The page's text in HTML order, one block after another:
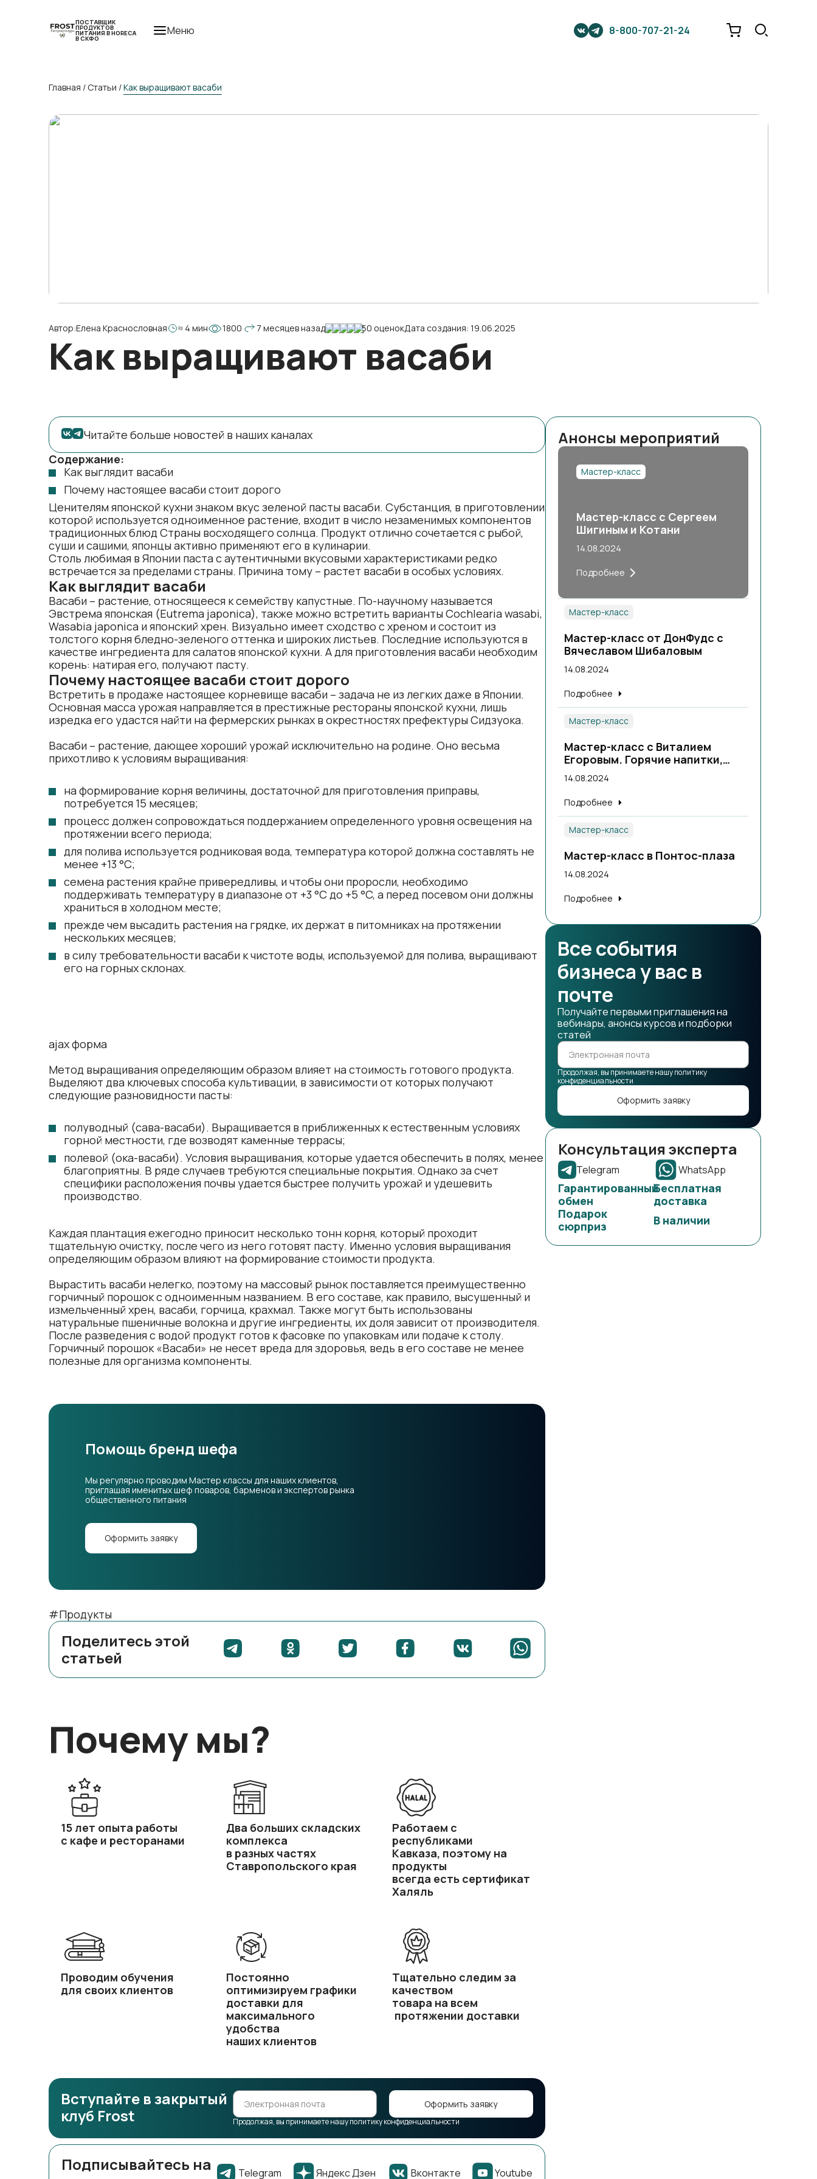
ПОСТАВЩИК
ПРОДУКТОВ
ПИТАНИЯ В HORECA
В СКФО
Меню 8-800-707-21-24
Главная / Статьи /Как выращивают васаби
Автор:Елена Краснословная ≈ 4 мин 1800 7 месяцев назад 50 оценокДата создания: 19.06.2025
Как выращивают васаби
Читайте больше новостей в наших каналах
Содержание:
Как выглядит васаби
Почему настоящее васаби стоит дорого
Ценителям японской кухни знаком вкус зеленой пасты васаби. Субстанция, в приготовлении
которой используется одноименное растение, входит в число незаменимых компонентов
традиционных блюд Страны восходящего солнца. Продукт отлично сочетается с рыбой,
суши и сашими, японцы активно применяют его в кулинарии.
Столь любимая в Японии паста с аутентичными вкусовыми характеристиками редко
встречается за пределами страны. Причина тому – растет васаби в особых условиях.
Как выглядит васаби
Васаби – растение, относящееся к семейству капустные. По-научному называется
Эвстрема японская (Eutrema japonica), также можно встретить варианты Cochlearia wasabi,
Wasabia japonica и японский хрен. Визуально имеет сходство с хреном и состоит из
толстого корня бледно-зеленого оттенка и широких листьев. Последние используются в
качестве ингредиента для салатов японской кухни. А для приготовления васаби необходим
корень: натирая его, получают пасту.
Почему настоящее васаби стоит дорого
Встретить в продаже настоящее корневище васаби – задача не из легких даже в Японии.
Основная масса урожая направляется в престижные рестораны японской кухни, лишь
изредка его удастся найти на фермерских рынках в окрестностях префектуры Сидзуока.
Васаби – растение, дающее хороший урожай исключительно на родине. Оно весьма
прихотливо к условиям выращивания:
на формирование корня величины, достаточной для приготовления приправы,
потребуется 15 месяцев;
процесс должен сопровождаться поддержанием определенного уровня освещения на
протяжении всего периода;
для полива используется родниковая вода, температура которой должна составлять не
менее +13 °C;
семена растения крайне привередливы, и чтобы они проросли, необходимо
поддерживать температуру в диапазоне от +3 °C до +5 °C, а перед посевом они должны
храниться в холодном месте;
прежде чем высадить растения на грядке, их держат в питомниках на протяжении
нескольких месяцев;
в силу требовательности васаби к чистоте воды, используемой для полива, выращивают
его на горных склонах.
ajax форма
Метод выращивания определяющим образом влияет на стоимость готового продукта.
Выделяют два ключевых способа культивации, в зависимости от которых получают
следующие разновидности пасты:
полуводный (сава-васаби). Выращивается в приближенных к естественным условиях
горной местности, где возводят каменные террасы;
полевой (ока-васаби). Условия выращивания, которые удается обеспечить в полях, менее
благоприятны. В ряде случаев требуются специальные покрытия. Однако за счет
специфики расположения почвы удается быстрее получить урожай и удешевить
производство.
Каждая плантация ежегодно приносит несколько тонн корня, который проходит
тщательную очистку, после чего из него готовят пасту. Именно условия выращивания
определяющим образом влияют на формирование стоимости продукта.
Вырастить васаби нелегко, поэтому на массовый рынок поставляется преимущественно
горчичный порошок с одноименным названием. В его составе, как правило, высушенный и
измельченный хрен, васаби, горчица, крахмал. Также могут быть использованы
натуральные пшеничные волокна и другие ингредиенты, их доля зависит от производителя.
После разведения с водой продукт готов к фасовке по упаковкам или подаче к столу.
Горчичный порошок «Васаби» не несет вреда для здоровья, ведь в его составе не менее
полезные для организма компоненты.
Помощь бренд шефа
Мы регулярно проводим Мастер классы для наших клиентов,
приглашая именитых шеф поваров, барменов и экспертов рынка
общественного питания
Оформить заявку
#Продукты
Поделитесь этой
статьей
Почему мы?
15 лет опыта работы
с кафе и ресторанами
Два больших складских
комплекса
в разных частях
Ставропольского края
Работаем с
республиками
Кавказа, поэтому на
продукты
всегда есть сертификат
Халяль
Проводим обучения
для своих клиентов
Постоянно
оптимизируем графики
доставки для
максимального
удобства
наших клиентов
Тщательно следим за
качеством
товара на всем
протяжении доставки
Вступайте в закрытый
клуб Frost
Оформить заявку
Продолжая, вы принимаете нашу политику конфиденциальности
Подписывайтесь на
Telegram Яндекс Дзен Вконтакте Youtube
Анонсы мероприятий
Мастер-класс
Мастер-класс с Сергеем
Шигиным и Котани
14.08.2024
Подробнее
Мастер-класс
Мастер-класс от ДонФудс с
Вячеславом Шибаловым
14.08.2024
Подробнее
Мастер-класс
Мастер-класс с Виталием
Егоровым. Горячие напитки,
теплые коктейли.
14.08.2024
Подробнее
Мастер-класс
Мастер-класс в Понтос-плаза
14.08.2024
Подробнее
Все события
бизнеса у вас в
почте
Получайте первыми приглашения на
вебинары, анонсы курсов и подборки
статей
Продолжая, вы принимаете нашу политику
конфиденциальности
Оформить заявку
Консультация эксперта
Telegram WhatsApp
Гарантированный
обмен
Бесплатная
доставка
Подарок
сюрприз
В наличии